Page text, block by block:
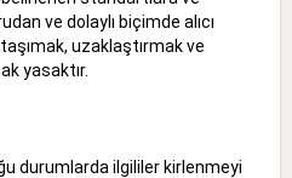
ve dolaylı biçimde alıcı
uzaklaştırmak ve
yasaktır.
durumlarda ilgililer kirlenmeyi